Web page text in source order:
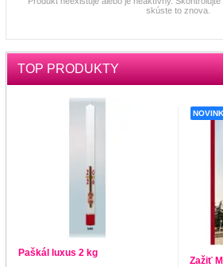
skúste to znova.
TOP PRODUKTY
Paškál luxus 2 kg
Zažiť